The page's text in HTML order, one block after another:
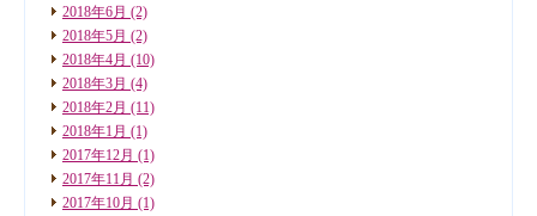
2018年6月 (2)
2018年5月 (2)
2018年4月 (10)
2018年3月 (4)
2018年2月 (11)
2018年1月 (1)
2017年12月 (1)
2017年11月 (2)
2017年10月 (1)